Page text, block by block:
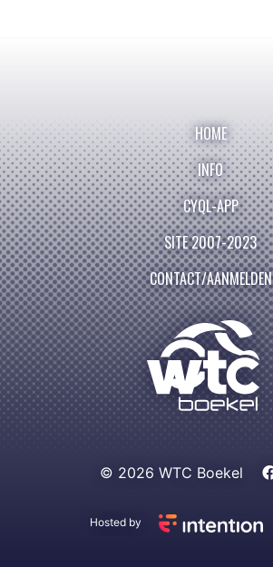
HOME
INFO
CYQL-APP
SITE 2007-2023
CONTACT/AANMELDEN
© 2026 WTC Boekel
Hosted by